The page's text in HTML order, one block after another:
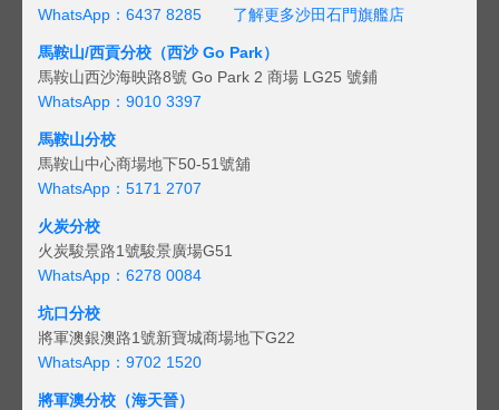
WhatsApp：6437 8285
了解更多沙田石門旗艦店
馬鞍山/西貢分校（西沙 Go Park）
馬鞍山西沙海映路8號 Go Park 2 商場 LG25 號鋪
WhatsApp：9010 3397
馬鞍山分校
馬鞍山中心商場地下50-51號舖
WhatsApp：5171 2707
火炭分校
火炭駿景路1號駿景廣場G51
WhatsApp：6278 0084
坑口分校
將軍澳銀澳路1號新寶城商場地下G22
WhatsApp：9702 1520
將軍澳分校（海天晉）